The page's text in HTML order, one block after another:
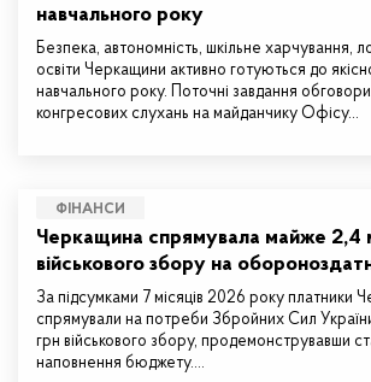
навчального року
Безпека, автономність, шкільне харчування,
освіти Черкащини активно готуються до
навчального року. Поточні завдання
конгресових слухань на майданчику Офісу…
ФІНАНСИ
Черкащина спрямувала майже 2,4
військового збору на
За підсумками 7 місяців 2026 року платники
спрямували на потреби Збройних Сил
грн військового збору, продемонструвавши
наповнення бюджету.…